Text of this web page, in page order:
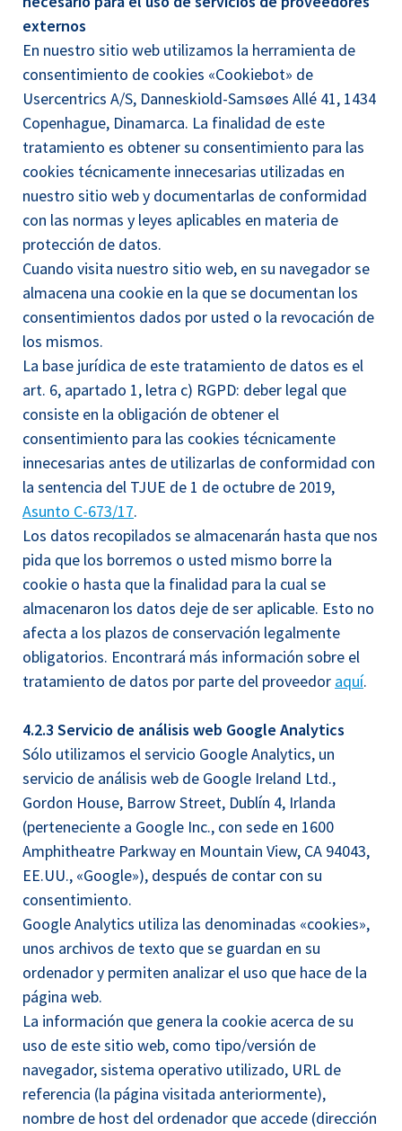
externos
En nuestro sitio web utilizamos la herramienta de
consentimiento de cookies «Cookiebot» de
Usercentrics A/S, Danneskiold-Samsøes Allé 41, 1434
Copenhague, Dinamarca. La finalidad de este
tratamiento es obtener su consentimiento para las
cookies técnicamente innecesarias utilizadas en
nuestro sitio web y documentarlas de conformidad
con las normas y leyes aplicables en materia de
protección de datos.
Cuando visita nuestro sitio web, en su navegador se
almacena una cookie en la que se documentan los
consentimientos dados por usted o la revocación de
los mismos.
La base jurídica de este tratamiento de datos es el
art. 6, apartado 1, letra c) RGPD: deber legal que
consiste en la obligación de obtener el
consentimiento para las cookies técnicamente
innecesarias antes de utilizarlas de conformidad con
la sentencia del TJUE de 1 de octubre de 2019,
Asunto C-673/17.
Los datos recopilados se almacenarán hasta que nos
pida que los borremos o usted mismo borre la
cookie o hasta que la finalidad para la cual se
almacenaron los datos deje de ser aplicable. Esto no
afecta a los plazos de conservación legalmente
obligatorios. Encontrará más información sobre el
tratamiento de datos por parte del proveedor aquí.
4.2.3 Servicio de análisis web Google Analytics
Sólo utilizamos el servicio Google Analytics, un
servicio de análisis web de Google Ireland Ltd.,
Gordon House, Barrow Street, Dublín 4, Irlanda
(perteneciente a Google Inc., con sede en 1600
Amphitheatre Parkway en Mountain View, CA 94043,
EE.UU., «Google»), después de contar con su
consentimiento.
Google Analytics utiliza las denominadas «cookies»,
unos archivos de texto que se guardan en su
ordenador y permiten analizar el uso que hace de la
página web.
La información que genera la cookie acerca de su
uso de este sitio web, como tipo/versión de
navegador, sistema operativo utilizado, URL de
referencia (la página visitada anteriormente),
nombre de host del ordenador que accede (dirección